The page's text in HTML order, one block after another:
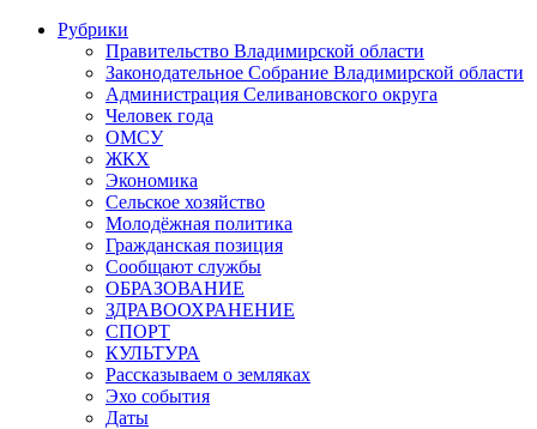
Рубрики
Правительство Владимирской области
Законодательное Собрание Владимирской области
Администрация Селивановского округа
Человек года
ОМСУ
ЖКХ
Экономика
Сельское хозяйство
Молодёжная политика
Гражданская позиция
Сообщают службы
ОБРАЗОВАНИЕ
ЗДРАВООХРАНЕНИЕ
СПОРТ
КУЛЬТУРА
Рассказываем о земляках
Эхо события
Даты